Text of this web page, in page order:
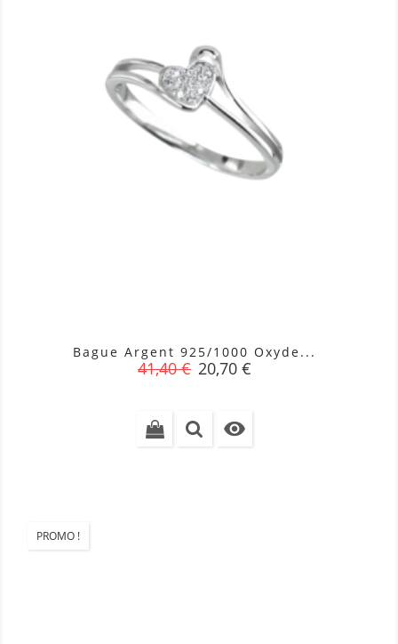
Bague Argent 925/1000 Oxyde...
Prix
41,40 € Prix
20,70 €

PROMO !